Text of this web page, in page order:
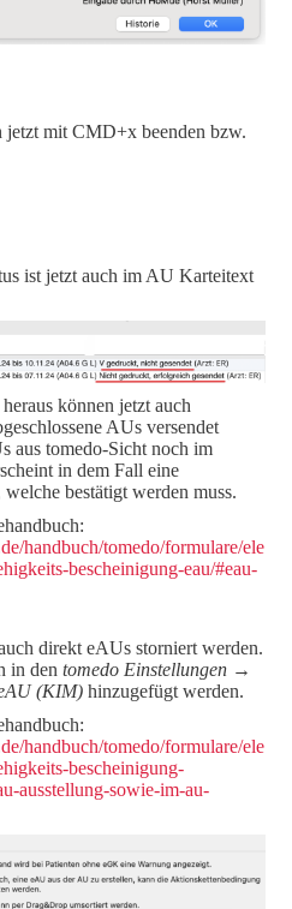
jetzt mit CMD+x beenden bzw.
ist jetzt auch im AU Karteitext
können jetzt auch
AUs versendet
aus tomedo-Sicht noch im
in dem Fall eine
bestätigt werden muss.
handbuch/tomedo/formulare/ele
bescheinigung-eau/#eau-
direkt eAUs storniert werden.
in den tomedo Einstellungen →
(KIM) hinzugefügt werden.
handbuch/tomedo/formulare/ele
bescheinigung-
ausstellung-sowie-im-au-